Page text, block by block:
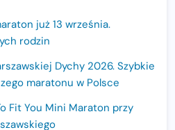
już 13 września.
rodzin
Dychy 2026. Szybkie
maratonu w Polsce
Fit You Mini Maraton przy